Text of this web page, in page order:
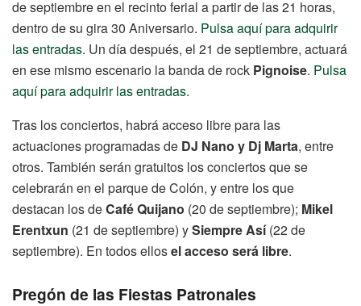
de septiembre en el recinto ferial a partir de las 21 horas,
dentro de su gira 30 Aniversario. Pulsa aquí para adquirir
las entradas. Un día después, el 21 de septiembre, actuará
en ese mismo escenario la banda de rock Pignoise. Pulsa
aquí para adquirir las entradas.
Tras los conciertos, habrá acceso libre para las
actuaciones programadas de DJ Nano y Dj Marta, entre
otros. También serán gratuitos los conciertos que se
celebrarán en el parque de Colón, y entre los que
destacan los deCafé Quijano (20 de septiembre); Mikel
Erentxun (21 de septiembre) ySiempre Así(22 de
septiembre). En todos ellosel acceso será libre.
Pregón de las Fiestas Patronales